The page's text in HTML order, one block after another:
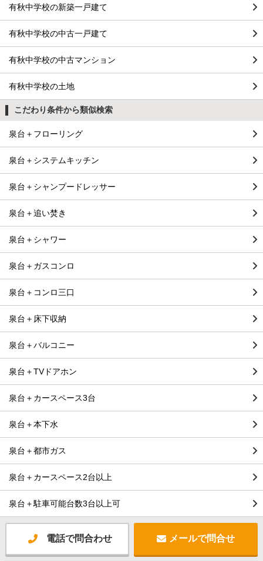
有秋中学校の新築一戸建て
有秋中学校の中古一戸建て
有秋中学校の中古マンション
有秋中学校の土地
こだわり条件から類似検索
泉台＋フローリング
泉台＋システムキッチン
泉台＋シャンプードレッサー
泉台＋追い焚き
泉台＋シャワー
泉台＋ガスコンロ
泉台＋コンロ三口
泉台＋床下収納
泉台＋バルコニー
泉台＋TVドアホン
泉台＋カースペース3台
泉台＋本下水
泉台＋都市ガス
泉台＋カースペース2台以上
泉台＋駐車可能台数3台以上可
電話で問合わせ メールで問合せ